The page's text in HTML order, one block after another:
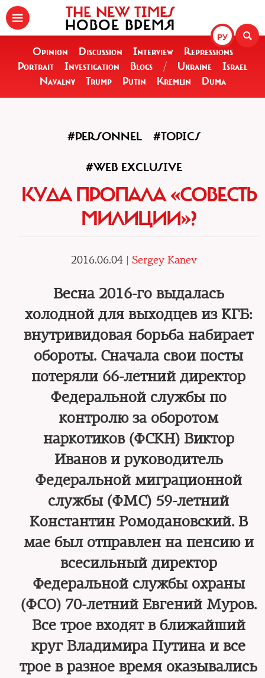
РУ
THE NEW TIMES
НОВОЕ ВРЕМЯ
Opinion Discussion Interview
Repressions
Portrait
Investigation Blogs / Ukraine
Israel
Navalny
Trump Putin Kremlin Duma
#PERSONNEL #TOPICS
#WEB EXCLUSIVE
КУДА ПРОПАЛА «СОВЕСТЬ
МИЛИЦИИ»?
2016.06.04 | Sergey Kanev
Весна 2016-го выдалась
холодной для выходцев из КГБ:
внутривидовая борьба набирает
обороты. Сначала свои посты
потеряли 66-летний директор
Федеральной службы по
контролю за оборотом
наркотиков (ФСКН) Виктор
Иванов и руководитель
Федеральной миграционной
службы (ФМС) 59-летний
Константин Ромодановский. В
мае был отправлен на пенсию и
всесильный директор
Федеральной службы охраны
(ФСО) 70-летний Евгений Муров.
Все трое входят в ближайший
круг Владимира Путина и все
трое в разное время оказывались